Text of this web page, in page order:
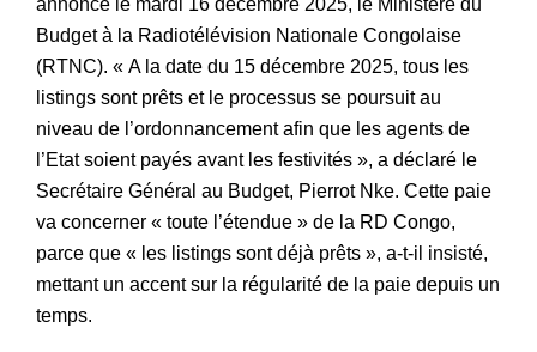
Budget à la Radiotélévision Nationale Congolaise
(RTNC). « A la date du 15 décembre 2025, tous les
listings sont prêts et le processus se poursuit au
niveau de l’ordonnancement afin que les agents de
l’Etat soient payés avant les festivités », a déclaré le
Secrétaire Général au Budget, Pierrot Nke. Cette paie
va concerner « toute l’étendue » de la RD Congo,
parce que « les listings sont déjà prêts », a-t-il insisté,
mettant un accent sur la régularité de la paie depuis un
temps.